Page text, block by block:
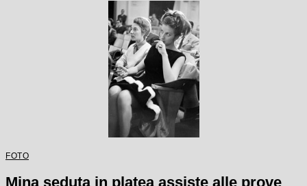
FOTO
Mina seduta in platea assiste alle prove